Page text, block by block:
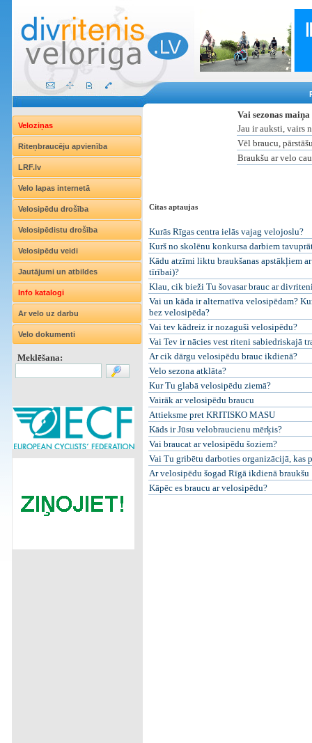
Veloziņas
Riteņbraucēju apvienība
LRF.lv
Velo lapas internetā
Velosipēdu drošība
Velosipēdistu drošība
Velosipēdu veidi
Jautājumi un atbildes
Info katalogi
Ar velo uz darbu
Velo dokumenti
Meklēšana:
Vai sezonas
Jau ir auksti, vairs
Vēl braucu,
Braukšu ar velo
Citas aptaujas
Kurās Rīgas centra ielās vajag velojoslu?
Kurš no skolēnu konkursa darbiem
Kādu atzīmi liktu braukšanas apstākļiem
tīrībai)?
Klau, cik bieži Tu šovasar brauc ar
Vai un kāda ir alternatīva velosipēdam?
bez velosipēda?
Vai tev kādreiz ir nozaguši velosipēdu?
Vai Tev ir nācies vest riteni sabiedriskajā
Ar cik dārgu velosipēdu brauc ikdienā?
Velo sezona atklāta?
Kur Tu glabā velosipēdu ziemā?
Vairāk ar velosipēdu braucu
Attieksme pret KRITISKO MASU
Kāds ir Jūsu velobraucienu mērķis?
Vai braucat ar velosipēdu šoziem?
Vai Tu gribētu darboties organizācijā, kas
Ar velosipēdu šogad Rīgā ikdienā braukšu
Kāpēc es braucu ar velosipēdu?